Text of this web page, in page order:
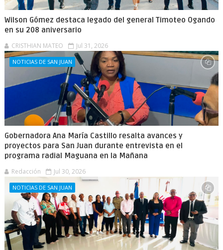
Wilson Gómez destaca legado del general Timoteo Ogando
en su 208 aniversario
CRISTHIAN MATEO Jul 31, 2026
NOTICIAS DE SAN JUAN
Gobernadora Ana María Castillo resalta avances y
proyectos para San Juan durante entrevista en el
programa radial Maguana en la Mañana
Redacción Jul 30, 2026
NOTICIAS DE SAN JUAN